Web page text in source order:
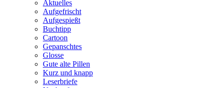
Aktuelles
Aufgefrischt
Aufgespießt
Buchtipp
Cartoon
Gepanschtes
Glosse
Gute alte Pillen
Kurz und knapp
Leserbriefe